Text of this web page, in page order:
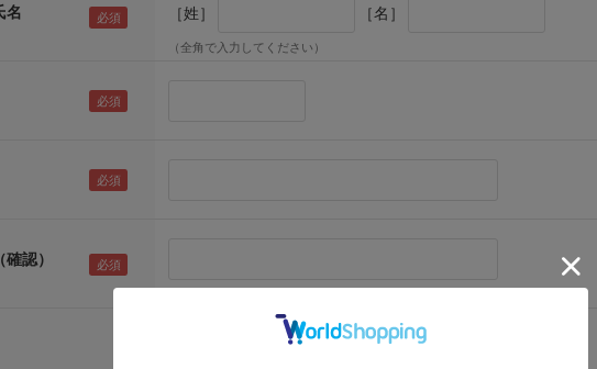
名 ［姓］ ［名］
（全角で入力してください）
認）